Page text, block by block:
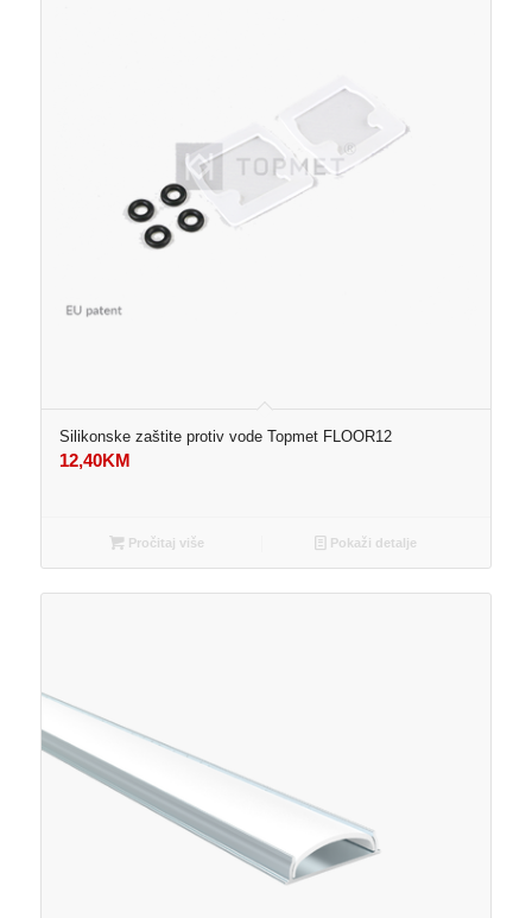
Silikonske zaštite protiv vode Topmet FLOOR12
12,40KM
Pročitaj više Pokaži detalje